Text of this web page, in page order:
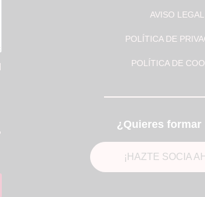
AVISO LEGAL
POLÍTICA DE
POLÍTICA DE
¿Quieres formar
¡HAZTE SOCIA